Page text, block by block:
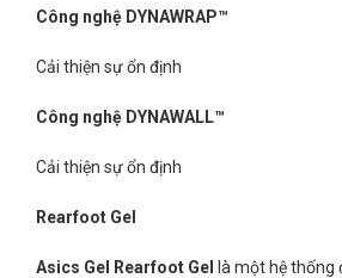
Công nghệ DYNAWRAP™
Cải thiện sự ổn định
Công nghệ DYNAWALL™
Cải thiện sự ổn định
Rearfoot Gel
Asics Gel Rearfoot Gel
là một hệ thống